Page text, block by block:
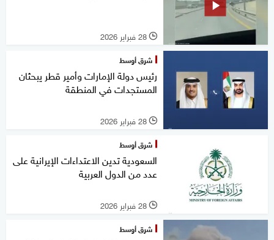
l 28 فبراير 2026
شرق أوسط
رئيس دولة الإمارات وأمير قطر يبحثان
المستجدات في المنطقة
l 28 فبراير 2026
شرق أوسط
السعودية تدين الاعتداءات الإيرانية على
عدد من الدول العربية
l 28 فبراير 2026
شرق أوسط